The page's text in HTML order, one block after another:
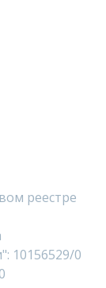
реестре
10156529/0